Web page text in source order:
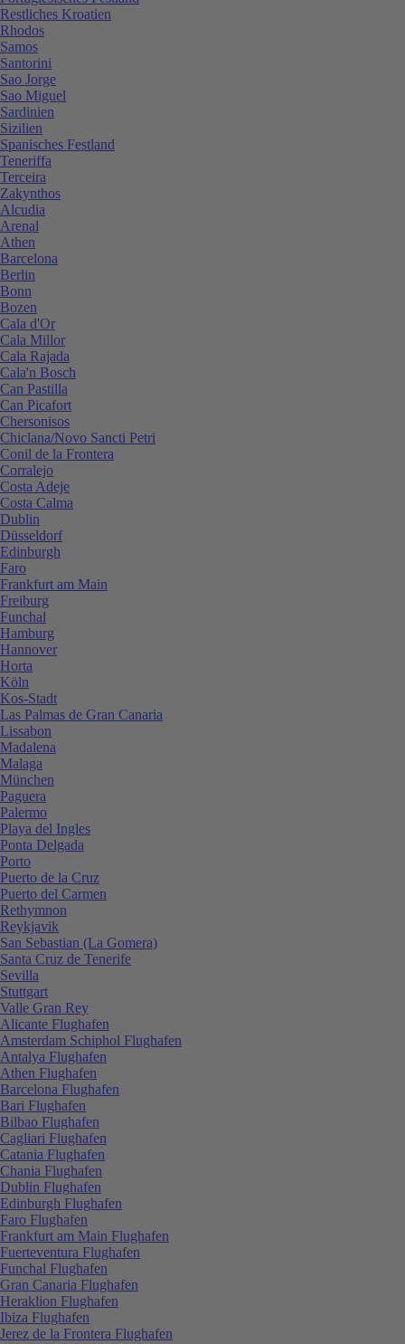
Restliches Kroatien
Rhodos
Samos
Santorini
Sao Jorge
Sao Miguel
Sardinien
Sizilien
Spanisches Festland
Teneriffa
Terceira
Zakynthos
Alcudia
Arenal
Athen
Barcelona
Berlin
Bonn
Bozen
Cala d'Or
Cala Millor
Cala Rajada
Cala'n Bosch
Can Pastilla
Can Picafort
Chersonisos
Chiclana/Novo Sancti Petri
Conil de la Frontera
Corralejo
Costa Adeje
Costa Calma
Dublin
Düsseldorf
Edinburgh
Faro
Frankfurt am Main
Freiburg
Funchal
Hamburg
Hannover
Horta
Köln
Kos-Stadt
Las Palmas de Gran Canaria
Lissabon
Madalena
Malaga
München
Paguera
Palermo
Playa del Ingles
Ponta Delgada
Porto
Puerto de la Cruz
Puerto del Carmen
Rethymnon
Reykjavik
San Sebastian (La Gomera)
Santa Cruz de Tenerife
Sevilla
Stuttgart
Valle Gran Rey
Alicante Flughafen
Amsterdam Schiphol Flughafen
Antalya Flughafen
Athen Flughafen
Barcelona Flughafen
Bari Flughafen
Bilbao Flughafen
Cagliari Flughafen
Catania Flughafen
Chania Flughafen
Dublin Flughafen
Edinburgh Flughafen
Faro Flughafen
Frankfurt am Main Flughafen
Fuerteventura Flughafen
Funchal Flughafen
Gran Canaria Flughafen
Heraklion Flughafen
Ibiza Flughafen
Jerez de la Frontera Flughafen